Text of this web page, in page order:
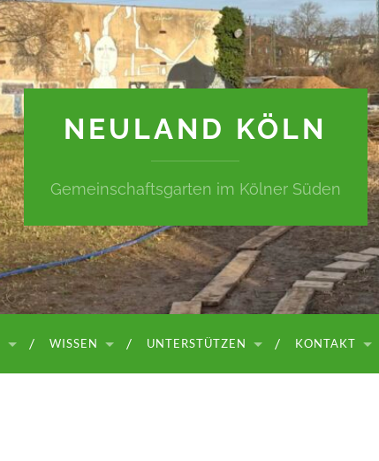
NEULAND KÖLN
Gemeinschaftsgarten im Kölner Süden
WISSEN UNTERSTÜTZEN KONTAKT